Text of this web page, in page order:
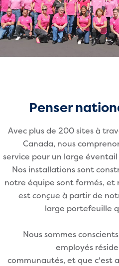
Penser
Avec plus de 200 sites à
Canada, nous
service pour un large
Nos installations sont
notre équipe sont formés, et
est conçue à partir de
large portefeuille
Nous sommes
employés
communautés, et que c'est